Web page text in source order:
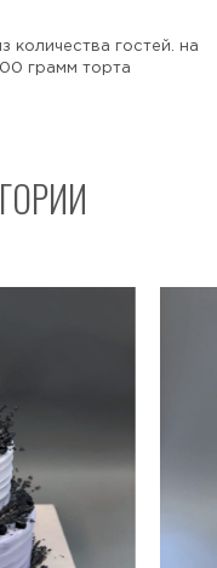
количества гостей. на
грамм торта